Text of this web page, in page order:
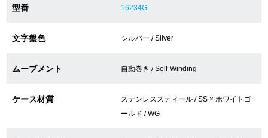
75%以上保証！中古商品高価買戻し
型番 16234G
文字盤色 シルバー / Silver
ムーブメント 自動巻き / Self-Winding
ケース材質
ステンレススティール / SS × ホワイトゴ
ールド / WG